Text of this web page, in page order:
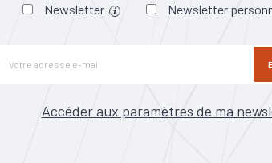
Newsletter Newsletter
Accéder aux paramètres de ma